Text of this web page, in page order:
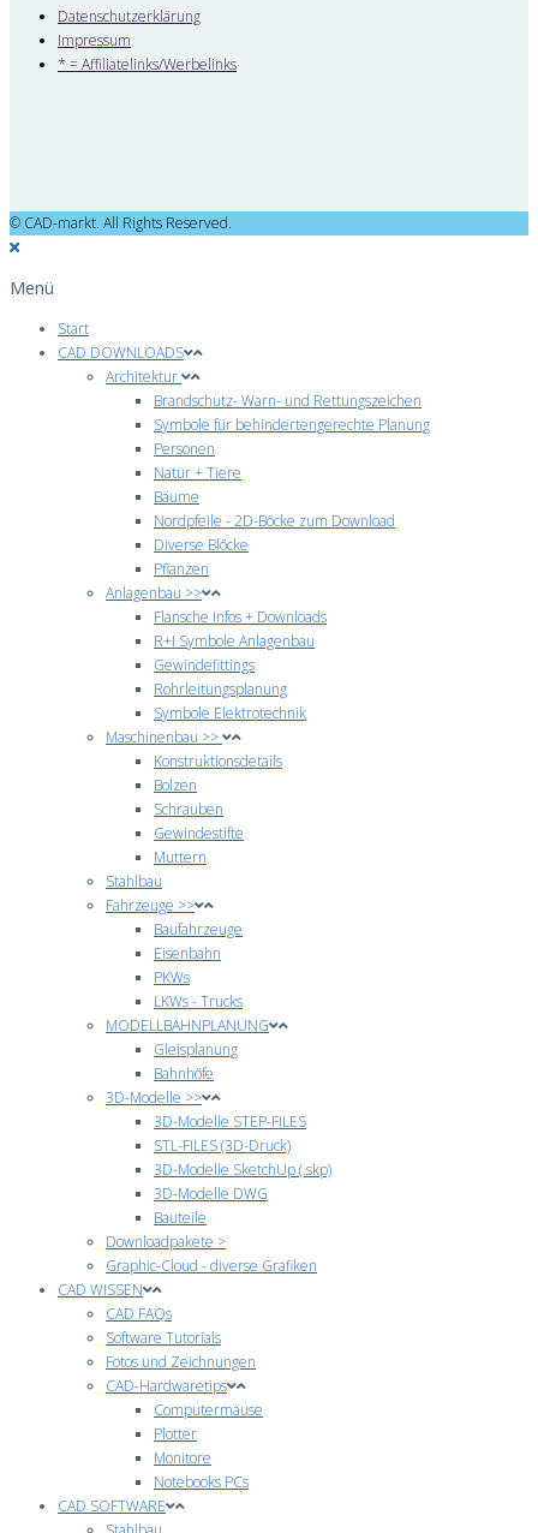
Datenschutzerklärung
Impressum
* = Affiliatelinks/Werbelinks
© CAD-markt. All Rights Reserved.
Menü
Start
CAD DOWNLOADS
Architektur
Brandschutz- Warn- und Rettungszeichen
Symbole für behindertengerechte Planung
Personen
Natur + Tiere
Bäume
Nordpfeile - 2D-Böcke zum Download
Diverse Blöcke
Pflanzen
Anlagenbau >>
Flansche Infos + Downloads
R+I Symbole Anlagenbau
Gewindefittings
Rohrleitungsplanung
Symbole Elektrotechnik
Maschinenbau >>
Konstruktionsdetails
Bolzen
Schrauben
Gewindestifte
Muttern
Stahlbau
Fahrzeuge >>
Baufahrzeuge
Eisenbahn
PKWs
LKWs - Trucks
MODELLBAHNPLANUNG
Gleisplanung
Bahnhöfe
3D-Modelle >>
3D-Modelle STEP-FILES
STL-FILES (3D-Druck)
3D-Modelle SketchUp (.skp)
3D-Modelle DWG
Bauteile
Downloadpakete >
Graphic-Cloud - diverse Grafiken
CAD WISSEN
CAD FAQs
Software Tutorials
Fotos und Zeichnungen
CAD-Hardwaretips
Computermäuse
Plotter
Monitore
Notebooks PCs
CAD SOFTWARE